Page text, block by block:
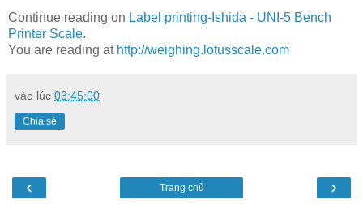
Continue reading on Label printing-Ishida - UNI-5 Bench
Printer Scale.
You are reading at http://weighing.lotusscale.com
vào lúc 03:45:00
Chia sẻ
‹ ›
Trang chủ